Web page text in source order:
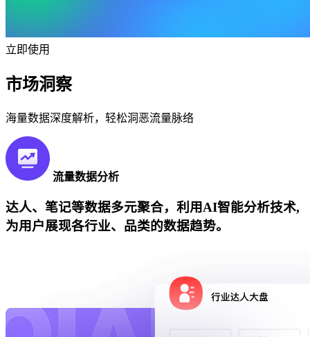
立即使用
市场洞察
海量数据深度解析，轻松洞恶流量脉络
流量数据分析
达人、笔记等数据多元聚合，利用AI智能分析技术,
为用户展现各行业、品类的数据趋势。